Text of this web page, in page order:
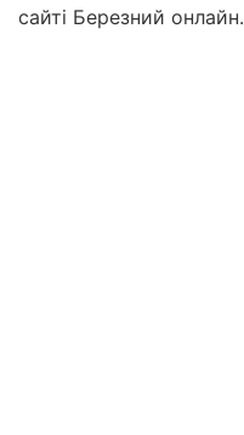
сайті Березний онлайн.